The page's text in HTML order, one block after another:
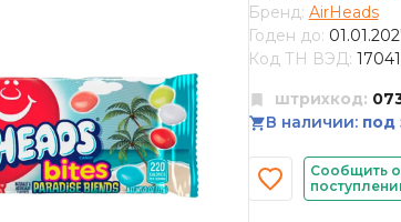
Бренд: AirHeads
Годен до:
Код ТН ВЭД:
штрихкод:
В наличии: под
Сообщить о